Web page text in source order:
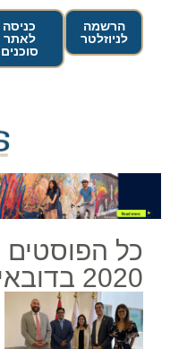
הרשמה
לניוזלטר
כניסה
לאתר
סוכנים
כל
2020 בדובאי